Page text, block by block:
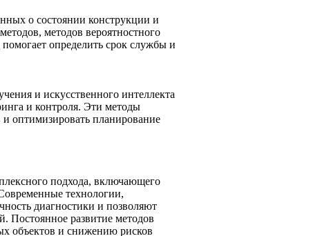
о состоянии конструкции и
методов вероятностного
определить срок службы и
и искусственного интеллекта
и контроля. Эти методы
и оптимизировать планирование
подхода, включающего
технологии,
диагностики и позволяют
Постоянное развитие методов
объектов и снижению рисков